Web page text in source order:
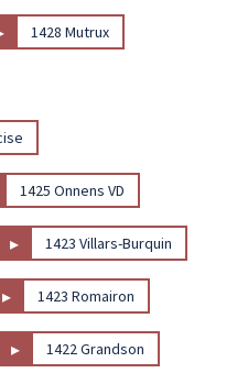
1428 Mutrux
1425 Onnens VD
▸ 1423 Villars-Burquin
▸ 1423 Romairon
▸ 1422 Grandson